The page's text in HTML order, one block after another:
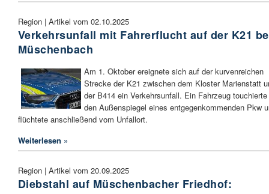
Region | Artikel vom 02.10.2025
Verkehrsunfall mit Fahrerflucht auf der K21
Müschenbach
Am 1. Oktober ereignete sich auf der kurvenreichen
Strecke der K21 zwischen dem Kloster Marienstatt
der B414 ein Verkehrsunfall. Ein Fahrzeug touchierte
den Außenspiegel eines entgegenkommenden Pkw
flüchtete anschließend vom Unfallort.
Weiterlesen »
Region | Artikel vom 20.09.2025
Diebstahl auf Müschenbacher Friedhof: